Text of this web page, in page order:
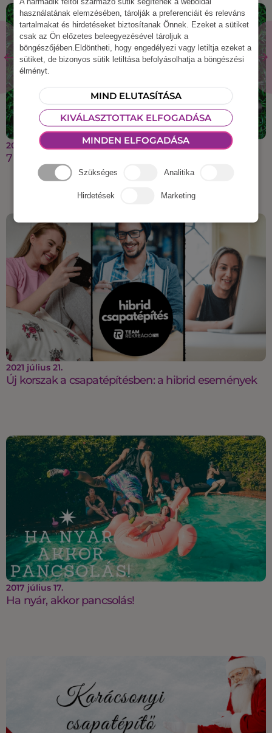
2021 január 15.
7 dolog, amit tarts szem előtt, ha otthon edzel
2021 július 21.
Új korszak a csapatépítésben: a hibrid események
2017 július 17.
Ha nyár, akkor pancsolás!
használatának elemzésében, tárolják a preferenciáit és releváns
tartalmakat és hirdetéseket biztosítanak Önnek. Ezeket a sütiket
csak az Ön előzetes beleegyezésével tároljuk a
böngészőjében.Eldöntheti, hogy engedélyezi vagy letiltja ezeket a
sütiket, de bizonyos sütik letiltása befolyásolhatja a böngészési
élményt.
MIND ELUTASÍTÁSA
KIVÁLASZTOTTAK ELFOGADÁSA
MINDEN ELFOGADÁSA
Szükséges Analitika
Hirdetések Marketing